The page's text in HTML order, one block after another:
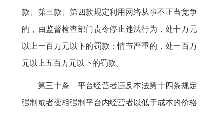
款、第三款、第四款规定利用网络从事不正当竞争
的 ， 由监督检查部门责令停止违法行为，处十万元
以上一百万元以下的罚款 ；情节严重的，处一百万
元以上五百万元以下的罚款。
第三十条 平台经营者违反本法第十四条规定
强制或者变相强制平台内经营者以低于成本的价格